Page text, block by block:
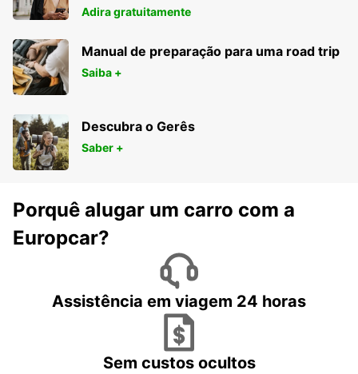
Adira gratuitamente
Manual de preparação para uma road trip
Saiba +
Descubra o Gerês
Saber +
Porquê alugar um carro com a
Europcar?
Assistência em viagem 24 horas
Sem custos ocultos